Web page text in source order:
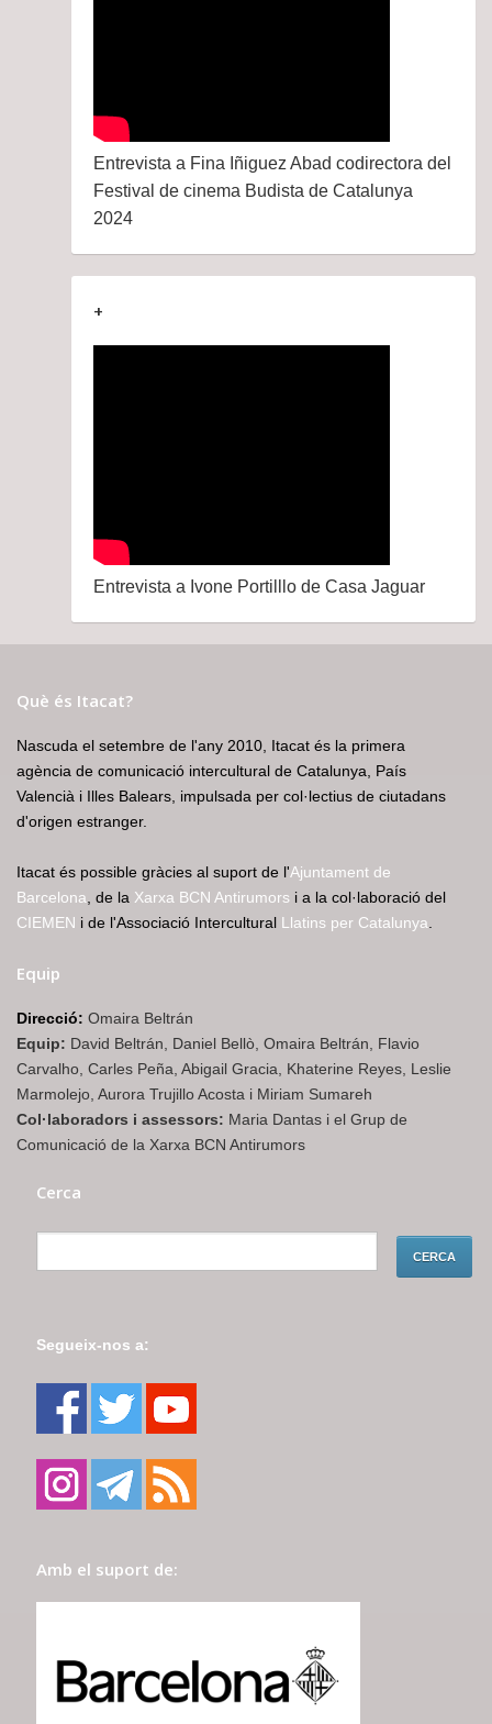
Entrevista a Fina Iñiguez Abad codirectora del
Festival de cinema Budista de Catalunya
2024
+
Entrevista a Ivone Portilllo de Casa Jaguar
Què és Itacat?
Nascuda el setembre de l'any 2010, Itacat és la primera
agència de comunicació intercultural de Catalunya, País
Valencià i Illes Balears, impulsada per col·lectius de ciutadans
d'origen estranger.
Itacat és possible gràcies al suport de l'Ajuntament de
Barcelona , de la Xarxa BCN Antirumors i a la col·laboració del
CIEMEN i de l'Associació Intercultural Llatins per Catalunya
Equip
Direcció: Omaira Beltrán
Equip: David Beltrán, Daniel Bellò, Omaira Beltrán, Flavio
Carvalho, Carles Peña, Abigail Gracia, Khaterine Reyes, Leslie
Marmolejo, Aurora Trujillo Acosta i Miriam Sumareh
Col·laboradors i assessors: Maria Dantas i el Grup de
Comunicació de la Xarxa BCN Antirumors
Cerca
Segueix-nos a:
Amb el suport de: